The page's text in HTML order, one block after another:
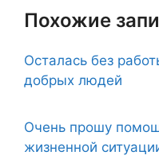
Похожие
Осталась без
добрых людей
Очень прошу
жизненной